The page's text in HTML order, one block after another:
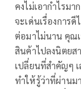
คงไม่เอากำไรม
จะเด่นเรื่องการ
ต่อมาไม่นาน คุณ
สินค้าไปลงนิตยส
เปลี่ยนที่สำคัญๆ
ทำให้รู้ว่าที่ผ่านม